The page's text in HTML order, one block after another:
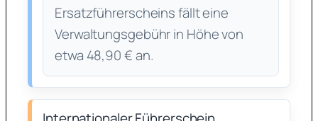
Ersatzführerscheins fällt eine
Verwaltungsgebühr in Höhe von
etwa 48,90 € an.